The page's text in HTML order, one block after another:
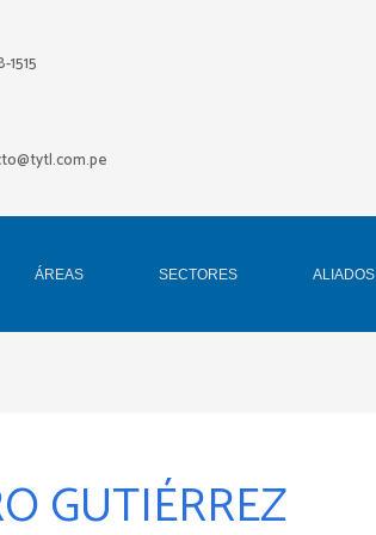
1515
ÁREAS SECTORES ALIADOS
GUTIÉRREZ